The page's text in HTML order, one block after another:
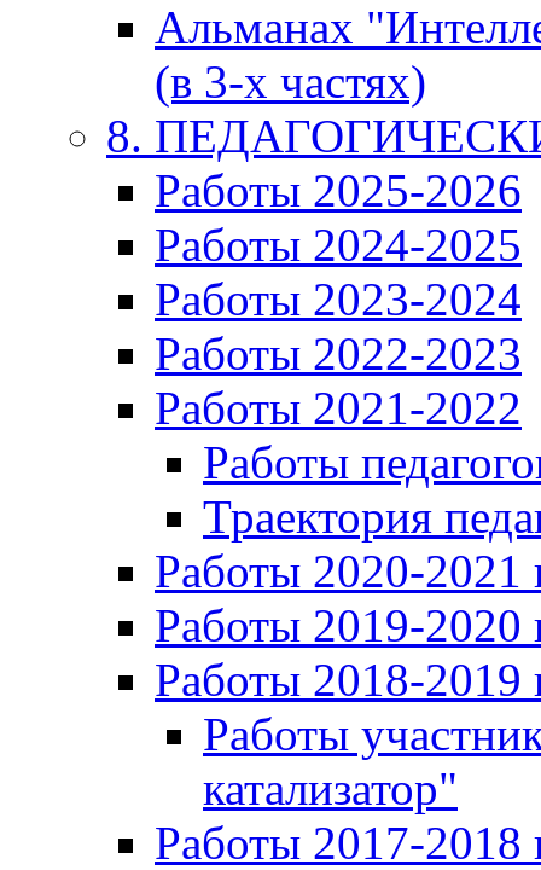
Альманах
(в 3-х частях)
8.
Работы 2025-2026
Работы 2024-2025
Работы 2023-2024
Работы 2022-2023
Работы 2021-2022
Работы
Траектория
Работы 2020-2021
Работы 2019-2020
Работы 2018-2019
Работы
катализатор"
Работы 2017-2018